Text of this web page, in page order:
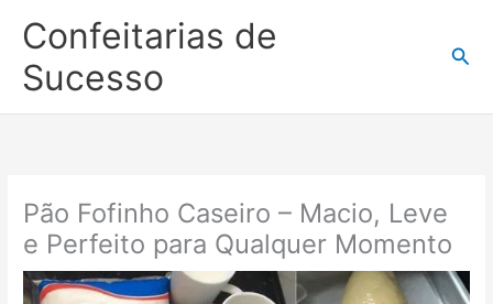
para
conteúdo
Confeitarias de
Sucesso
Pão Fofinho Caseiro – Macio, Leve
e Perfeito para Qualquer Momento